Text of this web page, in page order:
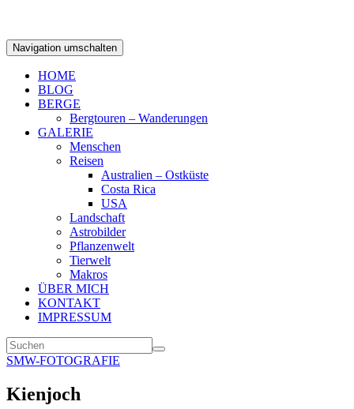
Navigation umschalten
HOME
BLOG
BERGE
Bergtouren – Wanderungen
GALERIE
Menschen
Reisen
Australien – Ostküste
Costa Rica
USA
Landschaft
Astrobilder
Pflanzenwelt
Tierwelt
Makros
ÜBER MICH
KONTAKT
IMPRESSUM
SMW-FOTOGRAFIE
Kienjoch